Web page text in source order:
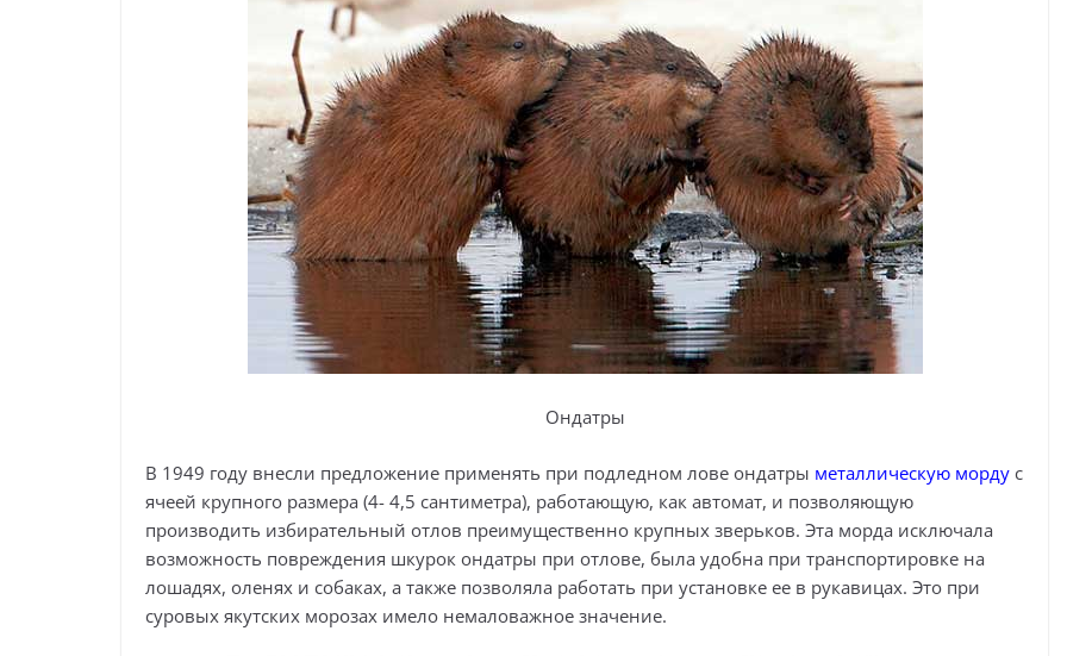
Ондатры
В 1949 году внесли предложение применять при подледном лове ондатры металлическую морду с
ячеей крупного размера (4- 4,5 сантиметра), работающую, как автомат, и позволяющую
производить избирательный отлов преимущественно крупных зверьков. Эта морда исключала
возможность повреждения шкурок ондатры при отлове, была удобна при транспортировке на
лошадях, оленях и собаках, а также позволяла работать при установке ее в рукавицах. Это при
суровых якутских морозах имело немаловажное значение.